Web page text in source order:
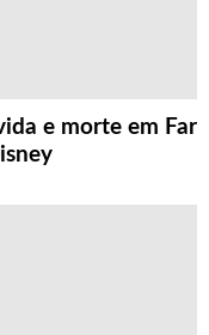
e morte em Far